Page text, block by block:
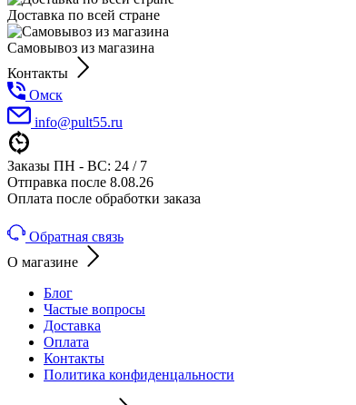
Доставка по всей стране
Самовывоз из магазина
Контакты
Омск
info@pult55.ru
Заказы ПН - ВС: 24 / 7
Отправка после 8.08.26
Оплата после обработки заказа
Обратная связь
О магазине
Блог
Частые вопросы
Доставка
Оплата
Контакты
Политика конфиденцальности